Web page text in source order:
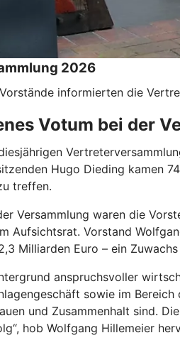
2026
informierten die
Votum bei der
Hugo Dieding kamen
treffen.
Versammlung waren die
Aufsichtsrat. Vorstand
Milliarden Euro – ein
anspruchsvoller
sowie im
und Zusammenhalt sind.
hob Wolfgang Hillemeier